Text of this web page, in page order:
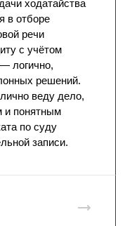
ходатайства
в отборе
речи
с учётом
логично,
решений.
веду дело,
и понятным
по суду
записи.